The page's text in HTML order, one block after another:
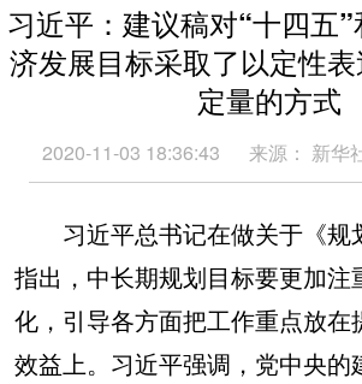
习近平：建议稿对“十四五
济发展目标采取了以定性
定量的方式
2020-11-03 18:36:43 来源： 新华
习近平总书记在做关于《规
指出，中长期规划目标要更加注
化，引导各方面把工作重点放在
效益上。习近平强调，党中央的